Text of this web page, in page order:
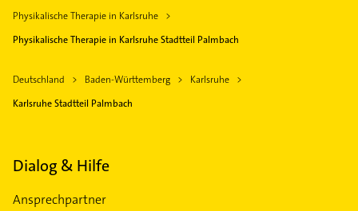
Physikalische Therapie in Karlsruhe
Physikalische Therapie in Karlsruhe Stadtteil Palmbach
Deutschland Baden-Württemberg
Karlsruhe
Karlsruhe Stadtteil Palmbach
Dialog & Hilfe
Ansprechpartner